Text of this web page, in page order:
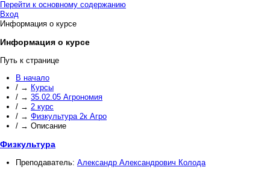
Перейти к основному содержанию
Вход
Информация о курсе
Информация о курсе
Путь к странице
В начало
/ → Курсы
/ → 35.02.05 Агрономия
/ → 2 курс
/ → Физкультура 2к Агро
/ → Описание
Физкультура
Преподаватель: Александр Александрович Колода